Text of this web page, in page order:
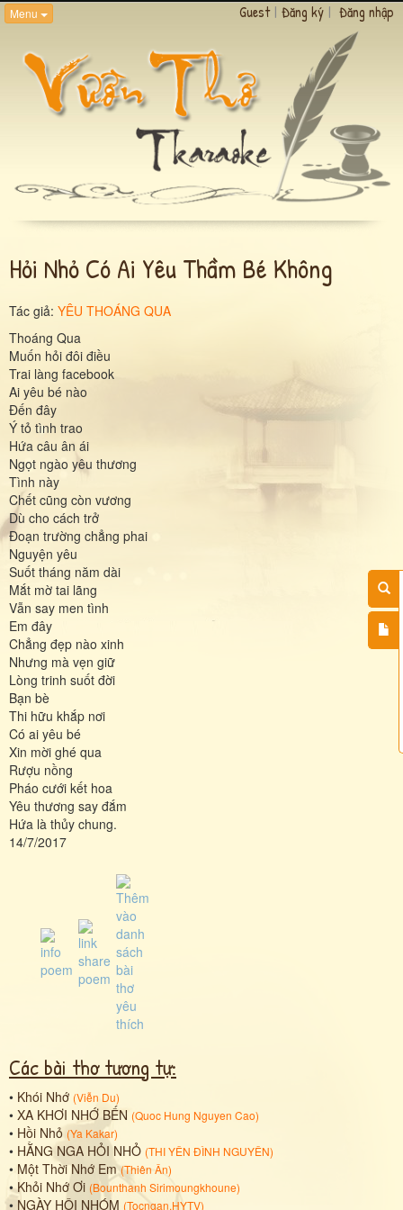
Menu Guest | Đăng ký | Đăng nhập
Hỏi Nhỏ Có Ai Yêu Thầm Bé Không
Tác giả: YÊU THOÁNG QUA
Thoáng Qua
Muốn hỏi đôi điều
Trai làng facebook
Ai yêu bé nào
Đến đây
Ý tỏ tình trao
Hứa câu ân ái
Ngọt ngào yêu thương
Tình này
Chết cũng còn vương
Dù cho cách trở
Đoạn trường chẳng phai
Nguyện yêu
Suốt tháng năm dài
Mắt mờ tai lãng
Vẫn say men tình
Em đây
Chẳng đẹp nào xinh
Nhưng mà vẹn giữ
Lòng trinh suốt đời
Bạn bè
Thi hữu khắp nơi
Có ai yêu bé
Xin mời ghé qua
Rượu nồng
Pháo cưới kết hoa
Yêu thương say đắm
Hứa là thủy chung.
14/7/2017
Các bài thơ tương tự:
• Khói Nhớ (Viễn Du)
• XA KHƠI NHỚ BẾN (Quoc Hung Nguyen Cao)
• Hồi Nhỏ (Ya Kakar)
• HẰNG NGA HỎI NHỎ (THI YÊN ĐÌNH NGUYÊN)
• Một Thời Nhớ Em (Thiên Ân)
•Khỏi Nhớ Ơi (Bounthanh Sirimoungkhoune)
• NGÀY HỘI NHÓM (Tocngan.HYTV)